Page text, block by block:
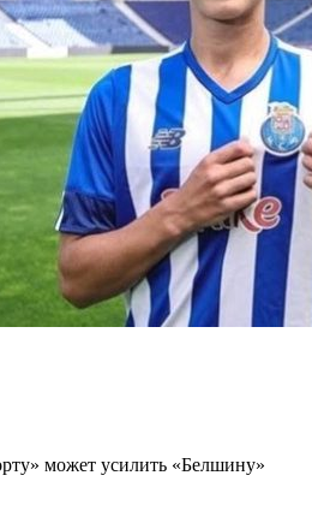
может усилить «Белшину»